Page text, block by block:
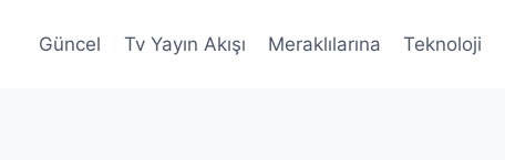
Güncel Tv Yayın Akışı Meraklılarına Teknoloji